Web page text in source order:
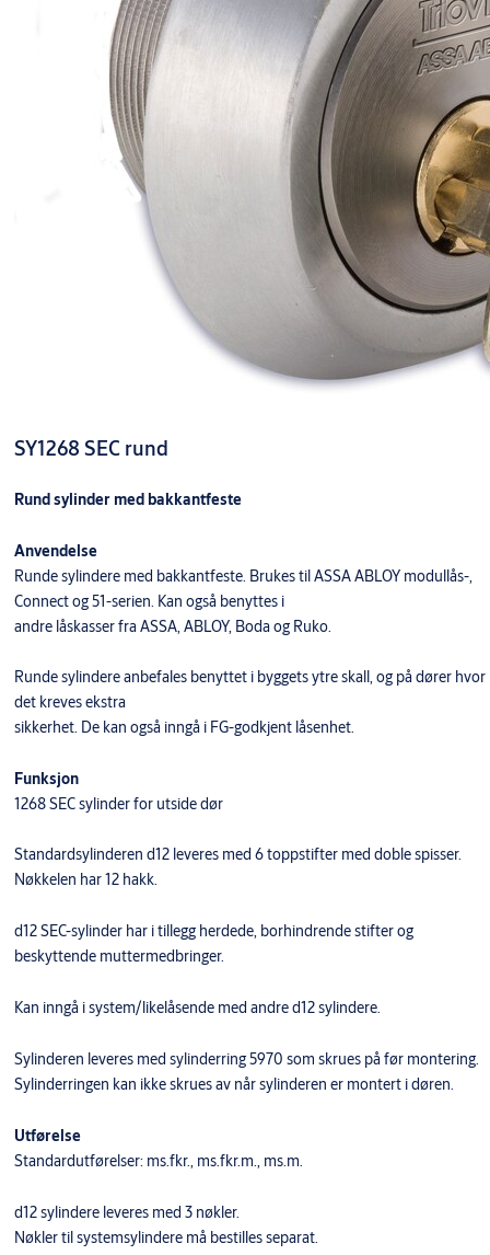
SY1268 SEC rund
Rund sylinder med bakkantfeste
Anvendelse
Runde sylindere med bakkantfeste. Brukes til ASSA ABLOY modullås-,
Connect og 51-serien. Kan også benyttes i
andre låskasser fra ASSA, ABLOY, Boda og Ruko.
Runde sylindere anbefales benyttet i byggets ytre skall, og på dører hvor
det kreves ekstra
sikkerhet. De kan også inngå i FG-godkjent låsenhet.
Funksjon
1268 SEC sylinder for utside dør
Standardsylinderen d12 leveres med 6 toppstifter med doble spisser.
Nøkkelen har 12 hakk.
d12 SEC-sylinder har i tillegg herdede, borhindrende stifter og
beskyttende muttermedbringer.
​Kan inngå i system/likelåsende med andre d12 sylindere.
Sylinderen leveres med sylinderring 5970 som skrues på før montering.
Sylinderringen kan ikke skrues av når sylinderen er montert i døren.
Utførelse
Standardutførelser: ms.fkr., ms.fkr.m., ms.m.
d12 sylindere leveres med 3 nøkler.
Nøkler til systemsylindere må bestilles separat.